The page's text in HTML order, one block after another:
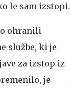
le sam izstopi.
ohranili
službe, ki je
za izstop iz
je